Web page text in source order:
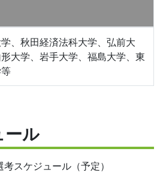
、秋田経済法科大学、弘前大
大学、岩手大学、福島大学、東
ール
スケジュール（予定）